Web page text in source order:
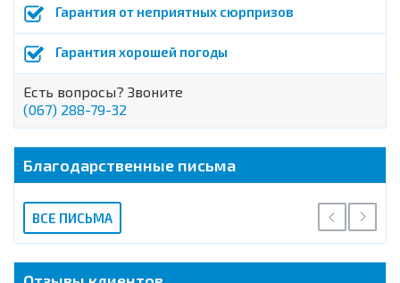
Гарантия от неприятных сюрпризов
Гарантия хорошей погоды
Есть вопросы? Звоните
(067) 288-79-32
Благодарственные письма
ВСЕ ПИСЬМА